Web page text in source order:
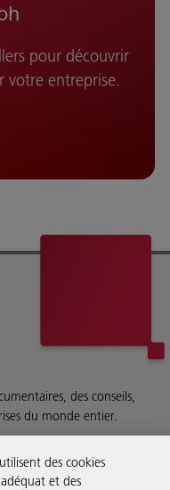
pour découvrir
votre entreprise.
des conseils,
du monde entier.
des cookies
et des